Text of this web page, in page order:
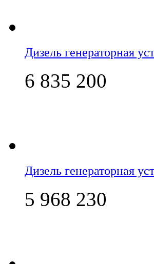
Дизель генераторная
6 835 200
Дизель генераторная
5 968 230